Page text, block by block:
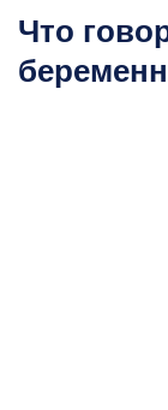
Что